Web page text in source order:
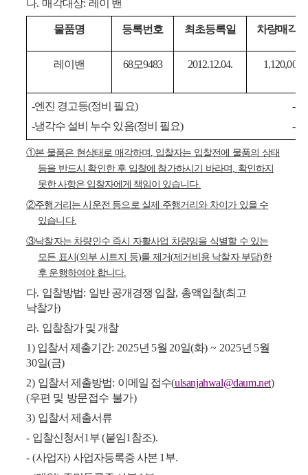
나. 매각대상: 레이 밴
물품명 등록번호 최초등록일 차량매각
레이밴 68모9483 2012.12.04. 1,120,000
-엔진 경고등(정비 필요)
-냉각수 설비 누수 있음(정비 필요)
-시
-차
①본 물품은 현상태로 매각하며 , 입찰자는 입찰전에 물품의 상태
등을 반드시 확인한 후 입찰에 참가하시기
바라며 , 확인하지
못한 사항은 입찰자에게 책임이 있습니다.
②주행거리는 시운전 등으로 실제 주행거리와 차이가 있을 수
있습니다.
③낙찰자는 차량인수 즉시 자활사업 차량임을 식별할 수 있는
모든 표시(외부 시트지 등)를 제거(제거비용 낙찰자 부담)한
후 운행하여야 합니다.
다. 입찰방법: 일반 공개경쟁 입찰, 총액입찰(최고
낙찰가)
라. 입찰참가 및 개찰
1) 입찰서 제출기간: 2025년 5월 20일(화) ~ 2025년 5월
30일(금)
2) 입찰서 제출방법: 이메일 접수(ulsanjahwal@daum.net)
(우편 및 방문접수 불가)
3) 입찰서 제출서류
- 입찰신청서1 부(붙임1 참조).
- (사업자) 사업자등록증 사본 1 부.